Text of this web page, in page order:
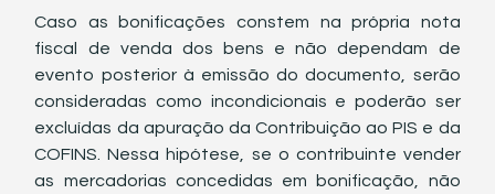
Caso as bonificações constem na própria nota
fiscal de venda dos bens e não dependam de
evento posterior à emissão do documento, serão
consideradas como incondicionais e poderão ser
excluídas da apuração da Contribuição ao PIS e da
COFINS. Nessa hipótese, se o contribuinte vender
as mercadorias concedidas em bonificação, não